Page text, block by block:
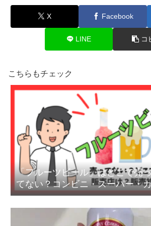
X Facebook
LINE コ
こちらもチェック
「フルーツビール」はどこで売
てない？コンビニ・スーパー・
販の販売店を徹底調査【2026年